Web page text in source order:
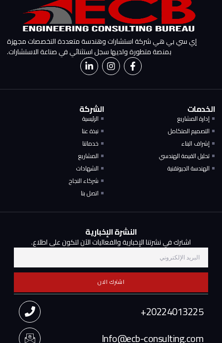
إي سي بي هي شركة استشارات وهندسة متعددة التخصصات مجهزة
بمنصة متطورة ولديها سجل استثنائي في صناعة الاستشارات.
الخدمات
إدارة المشاريع
التصميم المتكامل
إشراف البناء
تحليل القيمة الهندسي
الهندسة الجيوتقنية
الشركة
الرئيسية
نبذة عنا
خدماتنا
المشاريع
الشهادات
شركاء النجاح
اتصل بنا
النشرة الإخبارية
اشترك في نشرتنا الإخبارية والفعاليات الآن لتكون على اطلاع.
اشترك الان
20224013225+
Info@ecb-consulting.com